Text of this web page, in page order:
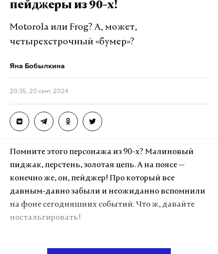
пейджеры из 90-х!
Motorola или Frog? А, может,
четырехстрочный «бумер»?
Яна Бобылкина
20:35, 20 сент. 2024
Помните этого персонажа из 90-х? Малиновый
пиджак, перстень, золотая цепь. А на поясе —
конечно же, он, пейджер! Про который все
давным-давно забыли и неожиданно вспомнили
на фоне сегодняшних событий. Что ж, давайте
ностальгировать!